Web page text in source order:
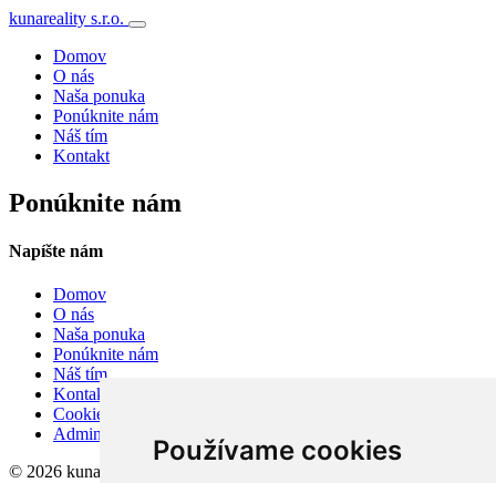
Používame cookies
kunareality s.r.o.
Domov
O nás
Naša ponuka
Ponúknite nám
Náš tím
Kontakt
Ponúknite nám
Napíšte nám
Domov
O nás
Naša ponuka
Ponúknite nám
Náš tím
Kontakt
Cookies
Admin
© 2026 kunareality s.r.o.